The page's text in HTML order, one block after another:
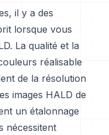
il y a des
lorsque vous
La qualité et la
réalisable
de la résolution
images HALD de
un étalonnage
nécessitent